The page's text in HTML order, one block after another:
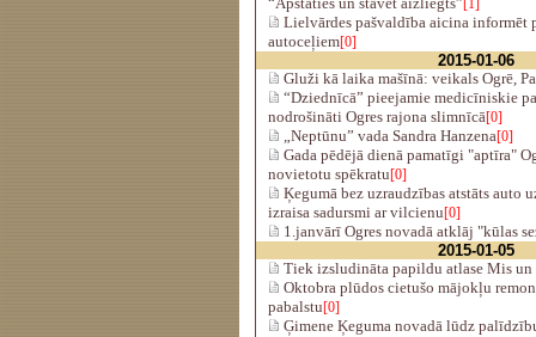
[1]
Lielvārdes pašvaldība aicina informēt
autoceļiem[0]
2015-01-06
Gluži kā laika mašīnā: veikals Ogrē,
“Dziednīcā” pieejamie medicīniskie
nodrošināti Ogres rajona slimnīcā[0]
„Neptūnu” vada Sandra Hanzena[0]
Gada pēdējā dienā pamatīgi "aptīra"
novietotu spēkratu[0]
Ķegumā bez uzraudzības atstāts auto
izraisa sadursmi ar vilcienu[0]
1.janvārī Ogres novadā atklāj "kūlas
2015-01-05
Tiek izsludināta papildu atlase Mis un
Oktobra plūdos cietušo mājokļu
pabalstu[0]
Ģimene Ķeguma novadā lūdz